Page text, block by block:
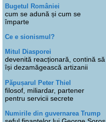
Bugetul României
cum se adună și cum se
împarte
Ce e sionismul?
Mitul Diasporei
devenită reacționară, contină să
își dezamăgească artizanii
Păpușarul Peter Thiel
filosof, miliardar, partener
pentru servicii secrete
Numirile din guvernarea Trump